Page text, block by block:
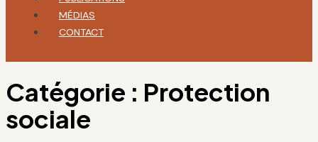
MÉDIAS
CONTACT
Catégorie : Protection
sociale